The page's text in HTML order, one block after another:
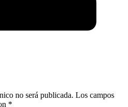
no será publicada. Los campos
*